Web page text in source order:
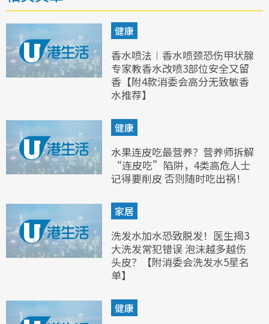
健康
香水喷法︱香水喷颈恐伤甲状腺
专家教香水改喷3部位安全又留
香【附4款消委会高分无致敏香
水推荐】
健康
水果连皮吃最营养？营养师拆解
“连皮吃”陷阱，4类高危人士
记得要削皮 否则随时吃出祸！
家居
洗发水加水恐致脱发！医生揭3
大洗发常犯错误 泡沫越多越伤
头皮？【附消委会洗发水5星名
单】
健康